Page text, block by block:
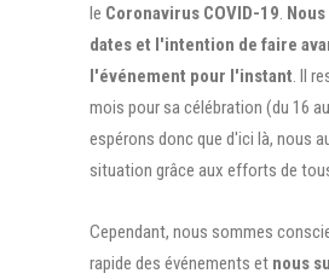
le Coronavirus COVID-19.
dates et l'intention de faire
l'événement pour l'instant. Il
mois pour sa célébration (du 16
espérons donc que d'ici là, nous
situation grâce aux efforts de
Cependant, nous sommes
rapide des événements et nous